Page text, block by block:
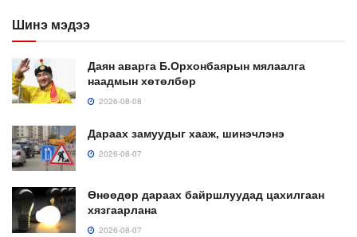
Шинэ мэдээ
Даян аварга Б.Орхонбаярын мялаалга
наадмын хөтөлбөр
2026-08-08
Дараах замуудыг хааж, шинэчлэнэ
2026-08-07
Өнөөдөр дараах байршлуудад цахилгаан
хязгаарлана
2026-08-07